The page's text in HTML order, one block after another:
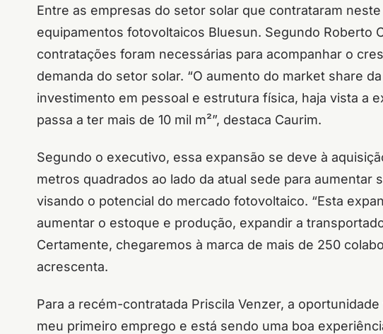
Entre as empresas do setor solar que contrataram
equipamentos fotovoltaicos Bluesun. Segundo Roberto
contratações foram necessárias para acompanhar o
demanda do setor solar. “O aumento do market share
investimento em pessoal e estrutura física, haja vista a
passa a ter mais de 10 mil m²”, destaca Caurim.
Segundo o executivo, essa expansão se deve à
metros quadrados ao lado da atual sede para aumentar
visando o potencial do mercado fotovoltaico. “Esta
aumentar o estoque e produção, expandir a
Certamente, chegaremos à marca de mais de 250
acrescenta.
Para a recém-contratada Priscila Venzer, a
meu primeiro emprego e está sendo uma boa